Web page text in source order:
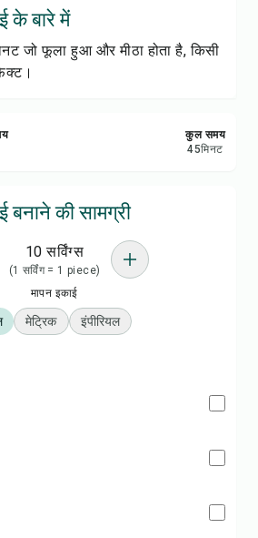
रेसिपी प्रिंट करें
सेव करें
के बारे में
जो फूला हुआ और मीठा होता है, किसी
कुल समय
45मिनट
बनाने की सामग्री
10 सर्विंग्स
(1 सर्विंग = 1 piece)
मापन इकाई
मेट्रिक इंपीरियल